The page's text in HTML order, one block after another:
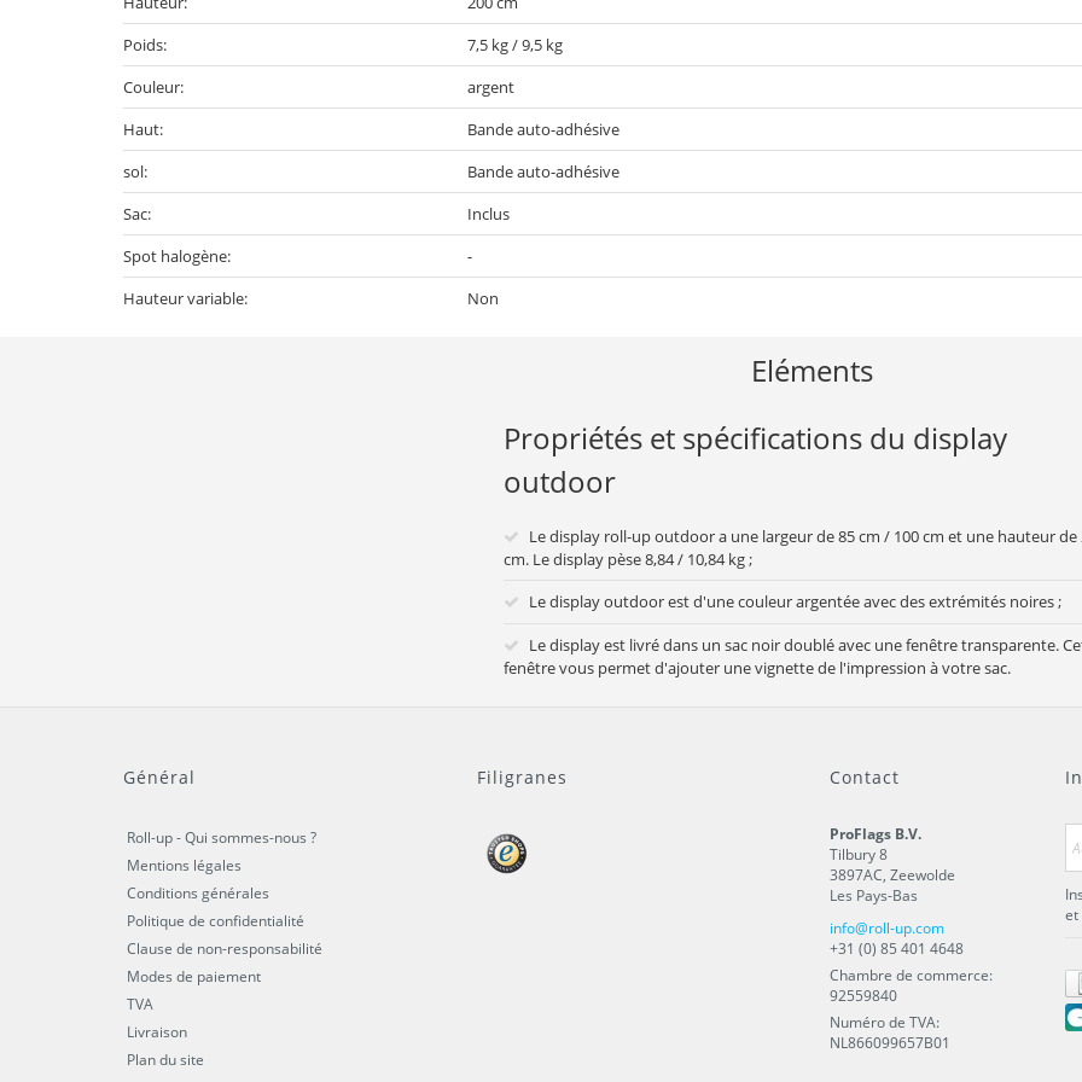
Poids:
7,5 kg / 9,5 kg
Couleur:
argent
Haut:
Bande auto-adhésive
sol:
Bande auto-adhésive
Sac:
Inclus
Spot halogène:
-
Hauteur variable:
Non
Eléments
Propriétés et spécifications du display
outdoor
Le display roll-up outdoor a une largeur de 85 cm / 100 cm et une hauteur de
cm. Le display pèse 8,84 / 10,84 kg ;
Le display outdoor est d'une couleur argentée avec des extrémités noires ;
Le display est livré dans un sac noir doublé avec une fenêtre transparente.
fenêtre vous permet d'ajouter une vignette de l'impression à votre sac.
Général
Roll-up - Qui sommes-nous ?
Mentions légales
Conditions générales
Politique de confidentialité
Clause de non-responsabilité
Modes de paiement
TVA
Livraison
Plan du site
Filigranes Contact
ProFlags B.V.
Tilbury 8
3897AC, Zeewolde
Les Pays-Bas
info@roll-up.com
+31 (0) 85 401 4648
Chambre de commerce:
92559840
Numéro de TVA:
NL866099657B01
et